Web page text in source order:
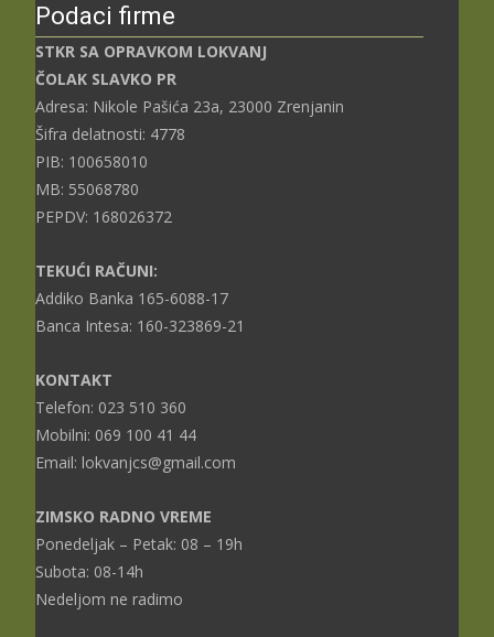
Podaci firme
STKR SA OPRAVKOM LOKVANJ
ČOLAK SLAVKO PR
Adresa: Nikole Pašića 23a, 23000 Zrenjanin
Šifra delatnosti: 4778
PIB: 100658010
MB: 55068780
PEPDV: 168026372
TEKUĆI RAČUNI:
Addiko Banka 165-6088-17
Banca Intesa: 160-323869-21
KONTAKT
Telefon: 023 510 360
Mobilni: 069 100 41 44
Email: lokvanjcs@gmail.com
ZIMSKO RADNO VREME
Ponedeljak – Petak: 08 – 19h
Subota: 08-14h
Nedeljom ne radimo